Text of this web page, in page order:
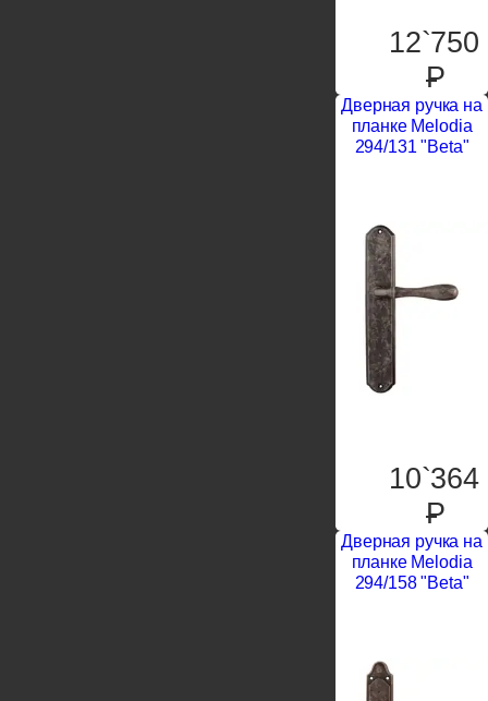
12`750
P
Дверная ручка на
планке Melodia
294/131 "Beta"
10`364
P
Дверная ручка на
планке Melodia
294/158 "Beta"